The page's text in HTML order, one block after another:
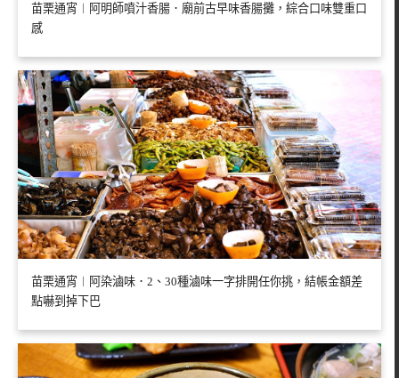
苗栗通宵︱阿明師噴汁香腸．廟前古早味香腸攤，綜合口味雙重口
感
苗栗通宵︱阿染滷味．2、30種滷味一字排開任你挑，結帳金額差
點嚇到掉下巴